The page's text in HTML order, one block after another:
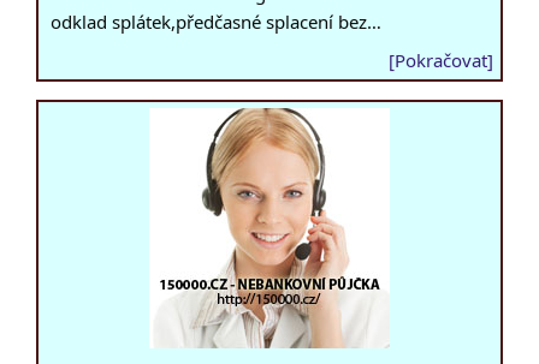
odklad splátek,předčasné splacení bez…
[Pokračovat]